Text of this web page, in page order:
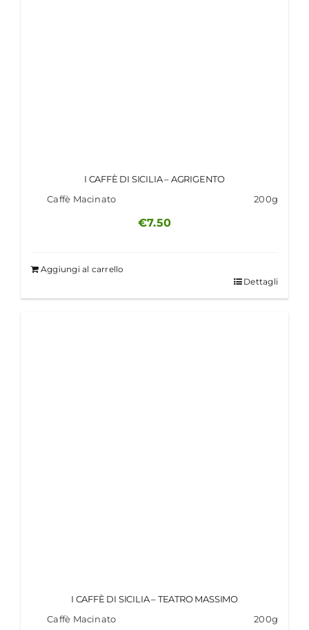
I CAFFÈ DI SICILIA – AGRIGENTO
Caffè Macinato
200g
€7.50
Aggiungi al carrello
Dettagli
I CAFFÈ DI SICILIA – TEATRO MASSIMO
Caffè Macinato
200g